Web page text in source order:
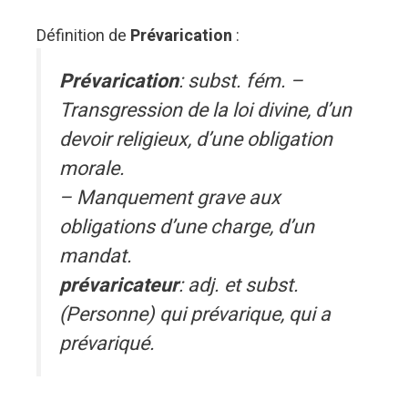
Définition de Prévarication :
Prévarication: subst. fém. –
Transgression de la loi divine, d’un
devoir religieux, d’une obligation
morale.
– Manquement grave aux
obligations d’une charge, d’un
mandat.
prévaricateur: adj. et subst.
(Personne) qui prévarique, qui a
prévariqué.